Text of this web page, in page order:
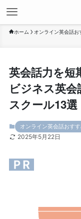
ホーム オンライン英会話
英会話力を短
ビジネス英
スクール13選
オンライン英会話おす
2025年5月22日